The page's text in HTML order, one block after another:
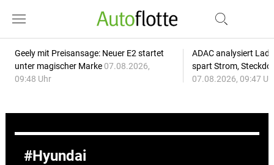
Geely mit Preisansage: Neuer E2 startet
unter magischer Marke 07.08.2026,
09:48 Uhr
ADAC analysiert
spart Strom,
07.08.2026, 09:47
Hyundai